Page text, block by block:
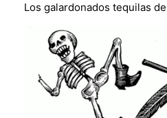
Los galardonados tequilas